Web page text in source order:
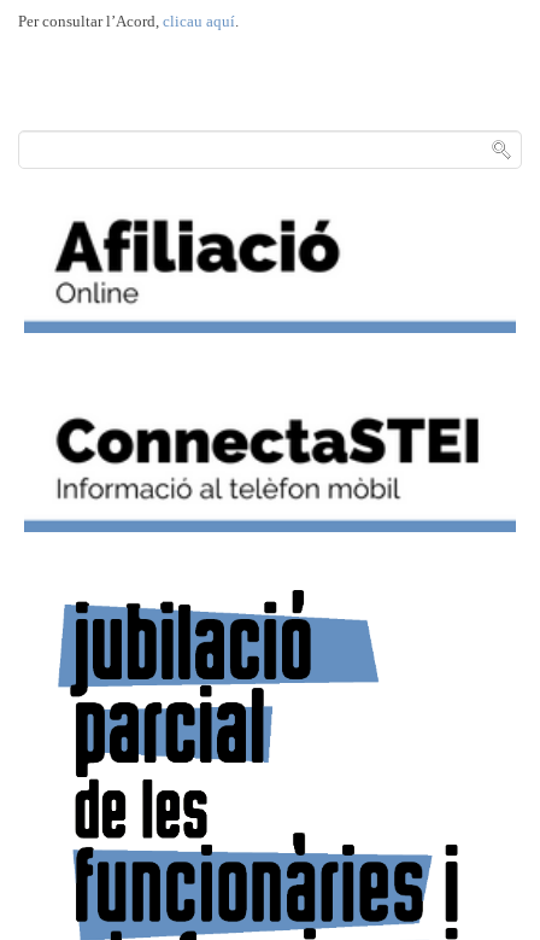
Per consultar l’Acord, clicau aquí.